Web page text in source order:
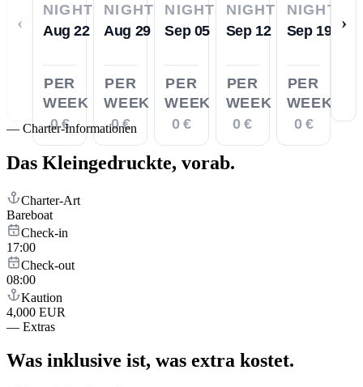
‹
NIGHTS
Aug 22
PER
WEEK
0 €
NIGHTS
Aug 29
PER
WEEK
0 €
NIGHTS
Sep 05
PER
WEEK
0 €
NIGHTS
Sep 12
PER
WEEK
0 €
NIGHTS
Sep 19
PER
WEEK
0 €
›
— Charter-Informationen
Das Kleingedruckte, vorab.
Charter-Art
Bareboat
Check-in
17:00
Check-out
08:00
Kaution
4,000 EUR
— Extras
Was inklusive ist, was extra kostet.